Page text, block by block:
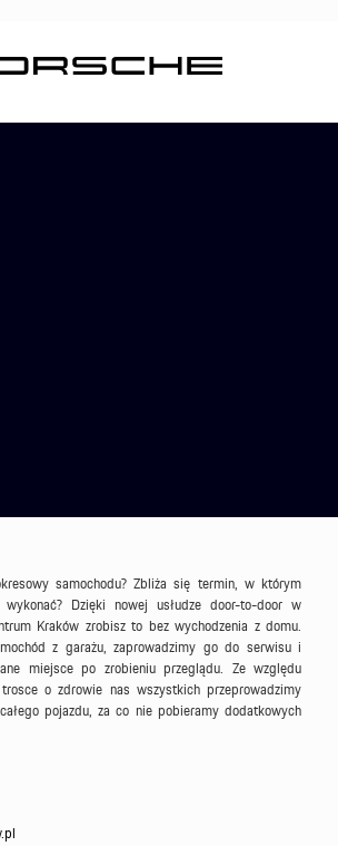
samochodu? Zbliża się termin, w którym
Dzięki nowej usłudze door-to-door w
Kraków zrobisz to bez wychodzenia z domu.
z garażu, zaprowadzimy go do serwisu i
miejsce po zrobieniu przeglądu. Ze względu
o zdrowie nas wszystkich przeprowadzimy
pojazdu, za co nie pobieramy dodatkowych